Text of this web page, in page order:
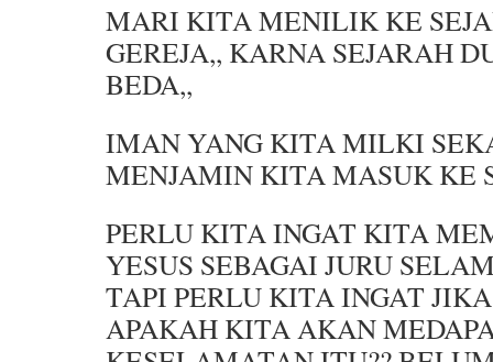
MARI KITA MENILIK KE
GEREJA,, KARNA SEJARAH
BEDA,,
IMAN YANG KITA MILKI
MENJAMIN KITA MASUK KE
PERLU KITA INGAT KITA
YESUS SEBAGAI JURU
TAPI PERLU KITA INGAT
APAKAH KITA AKAN